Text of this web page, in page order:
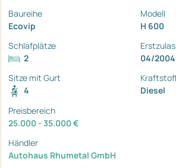
Baureihe
Ecovip
Modell
H 600
Schlafplätze
2
04/2004
Sitze mit Gurt
4
Diesel
Preisbereich
25.000 - 35.000 €
Händler
Autohaus Rhumetal GmbH